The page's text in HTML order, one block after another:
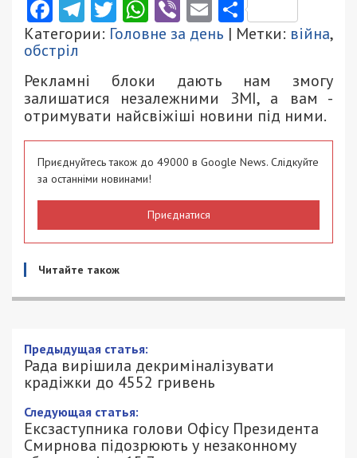
Facebook
Telegram
TwitterWhatsApp
ViberEmail
Категории: Головне за день | Метки: війна,
обстріл
Рекламні блоки дають нам змогу
залишатися незалежними ЗМІ, а вам -
отримувати найсвіжіші новини під ними.
Приєднуйтесь також до 49000 в Google News. Слідкуйте
за останніми новинами!
Приєднатися
Читайте також
Рада вирішила декриміналізувати
крадіжки до 4552 гривень
22/05/2024 - 17:00
АННА БАУМАН - СПЕЦИАЛЬНО ДЛЯ
49000.COM.UA
1376